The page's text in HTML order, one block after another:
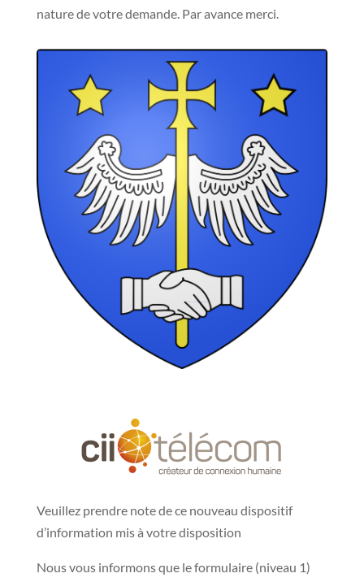
nature de votre demande. Par avance merci.
Veuillez prendre note de ce nouveau dispositif
d’information mis à votre disposition
Nous vous informons que le formulaire (niveau 1)